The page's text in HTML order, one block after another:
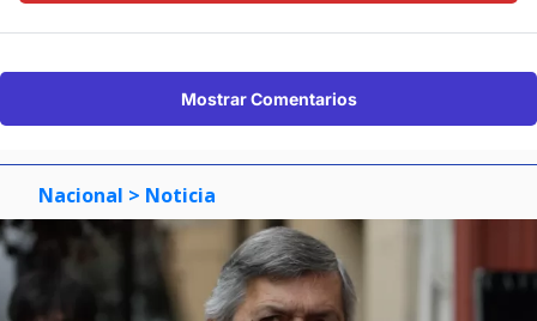
Mostrar Comentarios
Nacional > Noticia